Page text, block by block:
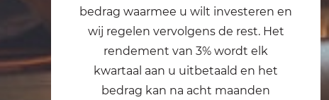
bedrag waarmee u wilt investeren en
wij regelen vervolgens de rest. Het
rendement van 3% wordt elk
kwartaal aan u uitbetaald en het
bedrag kan na acht maanden